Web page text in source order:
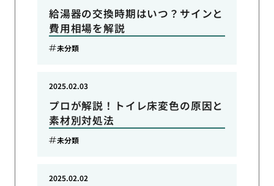
給湯器の交換時期はいつ？サインと
費用相場を解説
未分類
プロが解説！トイレ床変色の原因と
素材別対処法
2025.02.03
未分類
2025.02.02